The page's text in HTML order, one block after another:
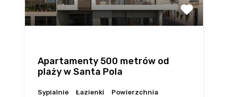
Apartamenty 500 metrów od
plaży w Santa Pola
Sypialnie Łazienki Powierzchnia